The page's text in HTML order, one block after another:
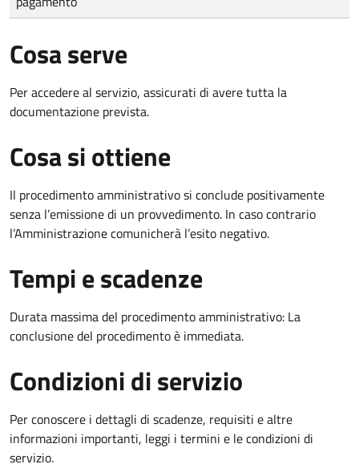
Cosa serve
Per accedere al servizio, assicurati di avere tutta la
documentazione prevista.
Cosa si ottiene
Il procedimento amministrativo si conclude positivamente
senza l’emissione di un provvedimento. In caso contrario
l’Amministrazione comunicherà l’esito negativo.
Tempi e scadenze
Durata massima del procedimento amministrativo: La
conclusione del procedimento è immediata.
Condizioni di servizio
Per conoscere i dettagli di scadenze, requisiti e altre
informazioni importanti, leggi i termini e le condizioni di
servizio.